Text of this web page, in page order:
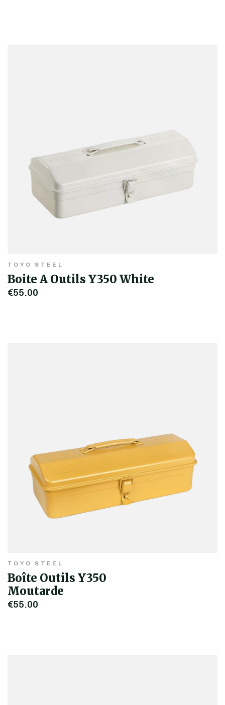
TOYO STEEL
Boite A Outils Y350 White
€55,00
TOYO STEEL
Boîte Outils Y350
Moutarde
€55,00